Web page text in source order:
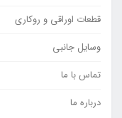
قطعات اوراقی و روکاری
وسایل جانبی
تماس با ما
درباره ما